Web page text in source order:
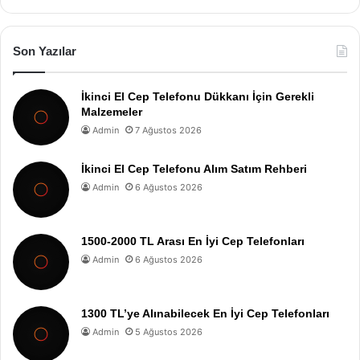
Son Yazılar
İkinci El Cep Telefonu Dükkanı İçin Gerekli
Malzemeler
Admin 7 Ağustos 2026
İkinci El Cep Telefonu Alım Satım Rehberi
Admin 6 Ağustos 2026
1500-2000 TL Arası En İyi Cep Telefonları
Admin 6 Ağustos 2026
1300 TL’ye Alınabilecek En İyi Cep Telefonları
Admin 5 Ağustos 2026